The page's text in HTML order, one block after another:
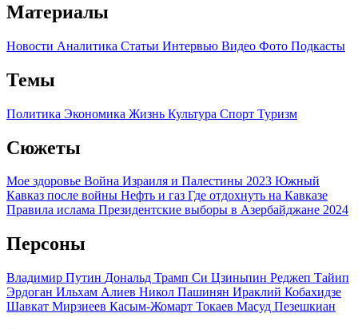
Материалы
Новости Аналитика Статьи Интервью Видео Фото Подкасты
Темы
Политика Экономика Жизнь Культура Спорт Туризм
Сюжеты
Мое здоровье Война Израиля и Палестины 2023 Южный
Кавказ после войны Нефть и газ Где отдохнуть на Кавказе
Правила ислама Президентские выборы в Азербайджане 2024
Персоны
Владимир Путин Дональд Трамп Си Цзиньпин Реджеп Тайип
Эрдоган Ильхам Алиев Никол Пашинян Ираклий Кобахидзе
Шавкат Мирзиеев Касым-Жомарт Токаев Масуд Пезешкиан